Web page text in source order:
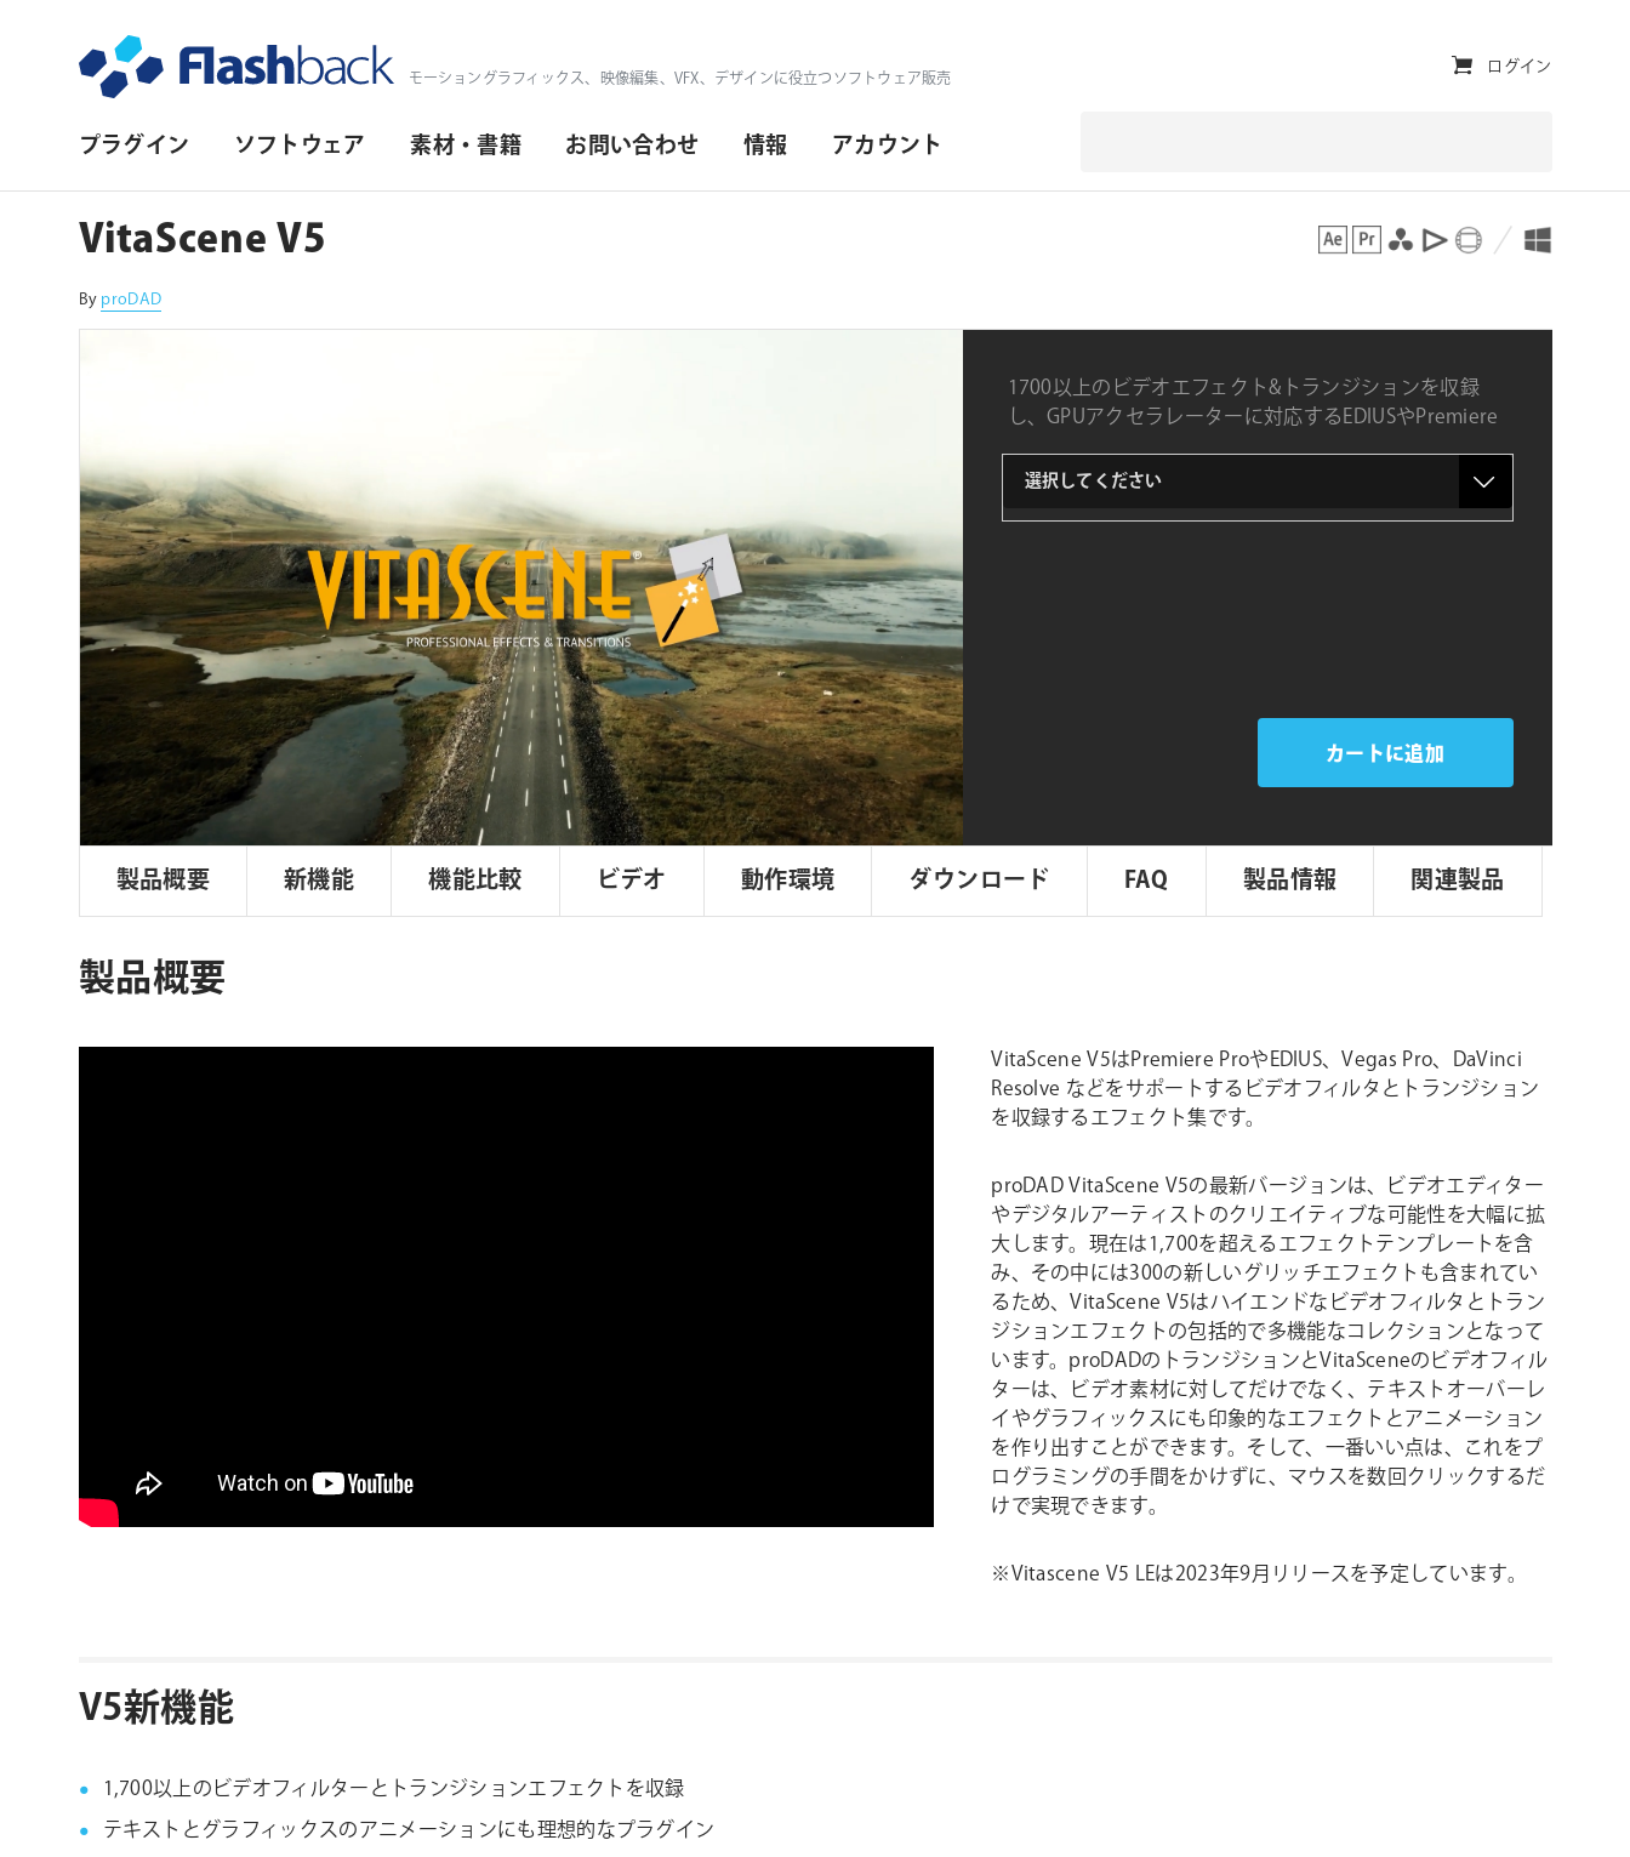
モーショングラフィックス、映像編集、VFX、デザインに役立つソフトウェア販売
プ
イ
マ
リ・
ー
シ
ョ
ン
プラグイン ソフトウェア 素材・書籍 お問い合わせ 情報 アカウント
ユ
ィ
リ
ィ・
ナ
ビ
ゲ
ー
ログイン
VitaScene V5 対応プラットフォーム 対応OS
By proDAD
1700以上のビデオエフェクト&トランジションを収録
し、GPUアクセラレーターに対応するEDIUSやPremiere
Pro、Media Composer、DaVinci Resolveなどマルチホ
スト対応のプラグイン集
type
カートに追加
製品概要 新機能 機能比較 ビデオ 動作環境 ダウンロード FAQ 製品情報 関連製品
製品概要
VitaScene V5はPremiere ProやEDIUS、Vegas Pro、DaVinci
Resolve などをサポートするビデオフィルタとトランジション
を収録するエフェクト集です。
proDAD VitaScene V5の最新バージョンは、ビデオエディター
やデジタルアーティストのクリエイティブな可能性を大幅に拡
大します。現在は1,700を超えるエフェクトテンプレートを含
み、その中には300の新しいグリッチエフェクトも含まれてい
るため、VitaScene V5はハイエンドなビデオフィルタとトラン
ジションエフェクトの包括的で多機能なコレクションとなって
います。proDADのトランジションとVitaSceneのビデオフィル
ターは、ビデオ素材に対してだけでなく、テキストオーバーレ
イやグラフィックスにも印象的なエフェクトとアニメーション
を作り出すことができます。そして、一番いい点は、これをプ
ログラミングの手間をかけずに、マウスを数回クリックするだ
けで実現できます。
※Vitascene V5 LEは2023年9月リリースを予定しています。
V5新機能
1,700以上のビデオフィルターとトランジションエフェクトを収録
テキストとグラフィックスのアニメーションにも理想的なプラグイン